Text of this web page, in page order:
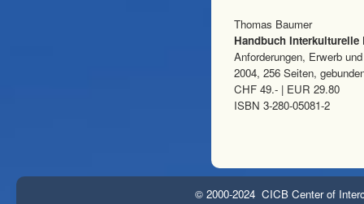
Thomas Baumer
Handbuch Interkulturelle
Anforderungen, Erwerb
2004, 256 Seiten,
CHF 49.- | EUR 29.80
ISBN 3-280-05081-2
© 2000-2024 CICB Center of